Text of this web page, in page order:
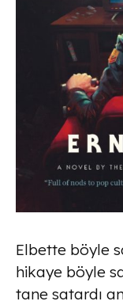
Elbette böyle
hikaye böyle
tane satardı